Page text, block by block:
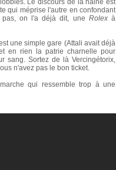
qui méprise l'autre en confondant
on l'a déjà dit, une Rolexà
une simple gare (Attali avait déjà
en rien la patrie charnelle pour
sang. Sortez de là Vercingétorix,
n'avez pas le bon ticket.
qui ressemble trop à une